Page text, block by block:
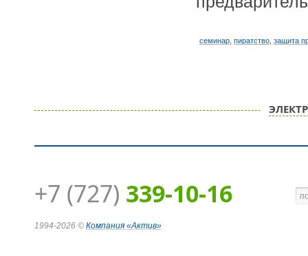
семинар пиратство защита
+7 (727) 339-10-16
1994-2026 © Компания «Актив»